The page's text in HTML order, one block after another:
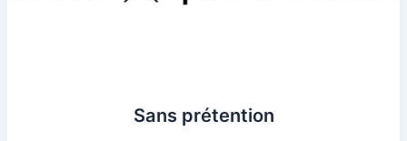
Sans prétention